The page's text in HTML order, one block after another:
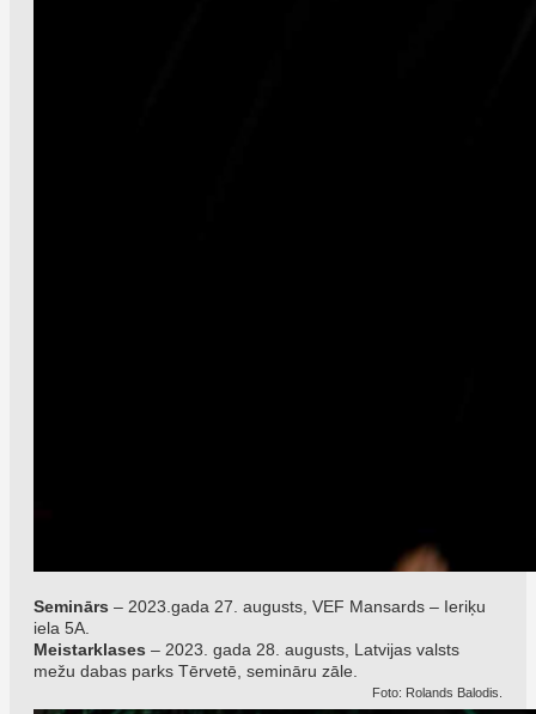
Seminārs – 2023.gada 27. augusts, VEF Mansards – Ieriķu
iela 5A.
Meistarklases – 2023. gada 28. augusts, Latvijas valsts
mežu dabas parks Tērvetē, semināru zāle.
Foto: Rolands Balodis.